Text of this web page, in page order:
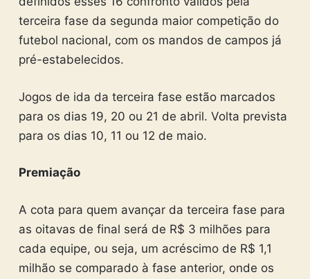
terceira fase da segunda maior competição do
futebol nacional, com os mandos de campos já
pré-estabelecidos.
Jogos de ida da terceira fase estão marcados
para os dias 19, 20 ou 21 de abril. Volta prevista
para os dias 10, 11 ou 12 de maio.
Premiação
A cota para quem avançar da terceira fase para
as oitavas de final será de R$ 3 milhões para
cada equipe, ou seja, um acréscimo de R$ 1,1
milhão se comparado à fase anterior, onde os